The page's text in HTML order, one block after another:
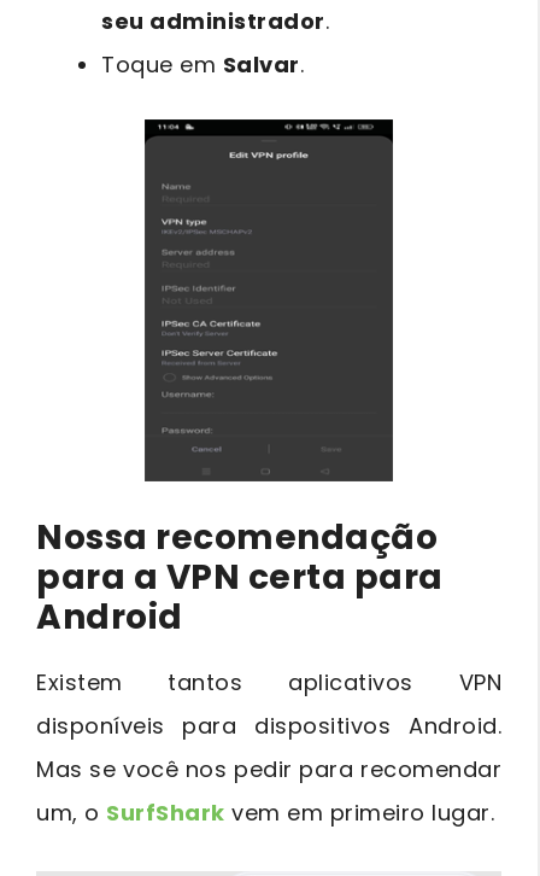
seu administrador.
Toque em Salvar.
Nossa recomendação
para a VPN certa para
Android
Existem tantos aplicativos VPN
disponíveis para dispositivos Android.
Mas se você nos pedir para recomendar
um, o SurfShark vem em primeiro lugar.